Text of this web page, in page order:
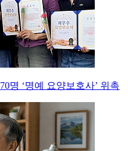
명 ‘명예 요양보호사’ 위촉